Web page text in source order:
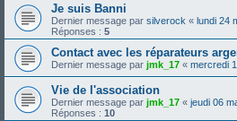
Je suis Banni
Dernier message par silverock « lundi 24
Réponses : 5
Contact avec les réparateurs
Dernier message par jmk_17 « mercredi
Vie de l'association
Dernier message par jmk_17 « jeudi 06
Réponses : 10